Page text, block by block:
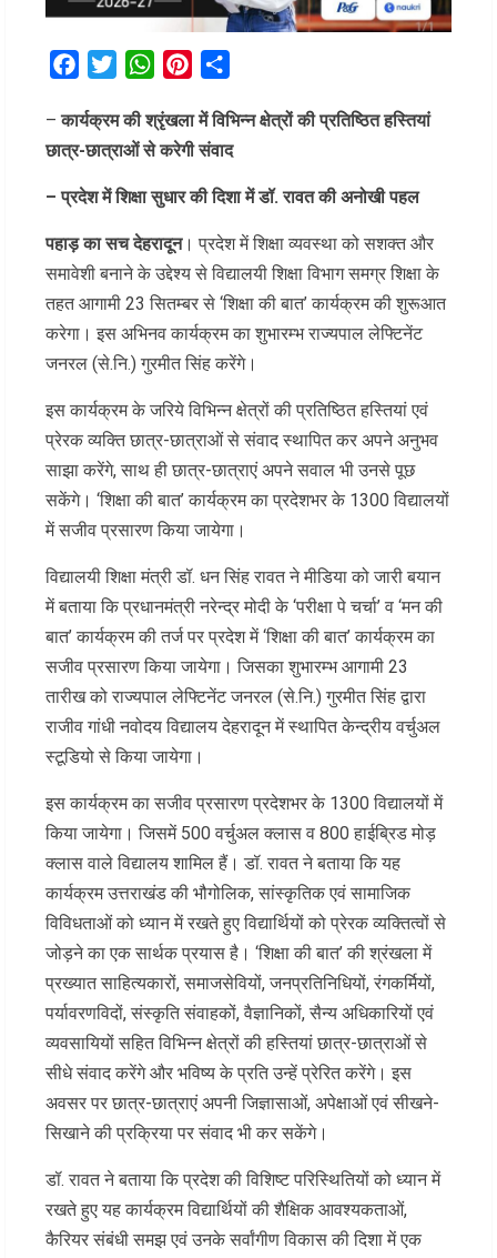
FacebookTwitterWhatsAppPinterest
–कार्यक्रम की श्रृंखला में विभिन्न क्षेत्रों की प्रतिष्ठित हस्तियां
छात्र-छात्राओं से करेगी संवाद
– प्रदेश में शिक्षा सुधार की दिशा में डॉ. रावत की अनोखी पहल
पहाड़ का सच देहरादून। प्रदेश में शिक्षा व्यवस्था को सशक्त और
समावेशी बनाने के उद्देश्य से विद्यालयी शिक्षा विभाग समग्र शिक्षा के
तहत आगामी 23 सितम्बर से ‘शिक्षा की बात’ कार्यक्रम की शुरूआत
करेगा। इस अभिनव कार्यक्रम का शुभारम्भ राज्यपाल लेफ्टिनेंट
जनरल (से.नि.) गुरमीत सिंह करेंगे।
इस कार्यक्रम के जरिये विभिन्न क्षेत्रों की प्रतिष्ठित हस्तियां एवं
प्रेरक व्यक्ति छात्र-छात्राओं से संवाद स्थापित कर अपने अनुभव
साझा करेंगे, साथ ही छात्र-छात्राएं अपने सवाल भी उनसे पूछ
सकेंगे। ‘शिक्षा की बात’ कार्यक्रम का प्रदेशभर के 1300 विद्यालयों
में सजीव प्रसारण किया जायेगा।
विद्यालयी शिक्षा मंत्री डॉ. धन सिंह रावत ने मीडिया को जारी बयान
में बताया कि प्रधानमंत्री नरेन्द्र मोदी के ‘परीक्षा पे चर्चा’ व ‘मन की
बात’ कार्यक्रम की तर्ज पर प्रदेश में ‘शिक्षा की बात’ कार्यक्रम का
सजीव प्रसारण किया जायेगा। जिसका शुभारम्भ आगामी 23
तारीख को राज्यपाल लेफ्टिनेंट जनरल (से.नि.) गुरमीत सिंह द्वारा
राजीव गांधी नवोदय विद्यालय देहरादून में स्थापित केन्द्रीय वर्चुअल
स्टूडियो से किया जायेगा।
इस कार्यक्रम का सजीव प्रसारण प्रदेशभर के 1300 विद्यालयों में
किया जायेगा। जिसमें 500 वर्चुअल क्लास व 800 हाईब्रिड मोड़
क्लास वाले विद्यालय शामिल हैं। डॉ. रावत ने बताया कि यह
कार्यक्रम उत्तराखंड की भौगोलिक, सांस्कृतिक एवं सामाजिक
विविधताओं को ध्यान में रखते हुए विद्यार्थियों को प्रेरक व्यक्तित्वों से
जोड़ने का एक सार्थक प्रयास है। ‘शिक्षा की बात’ की श्रंखला में
प्रख्यात साहित्यकारों, समाजसेवियों, जनप्रतिनिधियों, रंगकर्मियों,
पर्यावरणविदों, संस्कृति संवाहकों, वैज्ञानिकों, सैन्य अधिकारियों एवं
व्यवसायियों सहित विभिन्न क्षेत्रों की हस्तियां छात्र-छात्राओं से
सीधे संवाद करेंगे और भविष्य के प्रति उन्हें प्रेरित करेंगे। इस
अवसर पर छात्र-छात्राएं अपनी जिज्ञासाओं, अपेक्षाओं एवं सीखने-
सिखाने की प्रक्रिया पर संवाद भी कर सकेंगे।
डॉ. रावत ने बताया कि प्रदेश की विशिष्ट परिस्थितियों को ध्यान में
रखते हुए यह कार्यक्रम विद्यार्थियों की शैक्षिक आवश्यकताओं,
कैरियर संबंधी समझ एवं उनके सर्वांगीण विकास की दिशा में एक